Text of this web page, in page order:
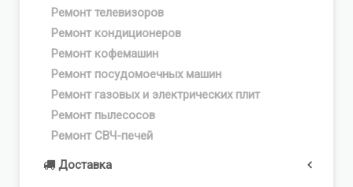
Ремонт телевизоров
Ремонт кондиционеров
Ремонт кофемашин
Ремонт посудомоечных машин
Ремонт газовых и электрических плит
Ремонт пылесосов
Ремонт СВЧ-печей
Доставка